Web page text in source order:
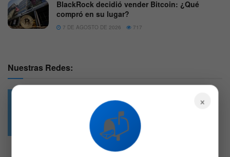
BlackRock decidió vender Bitcoin: ¿Qué
compró en su lugar?
7 DE AGOSTO DE 2026 717
Nuestras Redes:
4.7k
Followers
×
📬